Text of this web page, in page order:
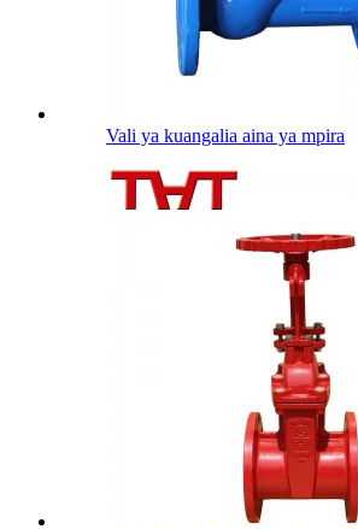
Vali ya kuangalia aina ya mpira